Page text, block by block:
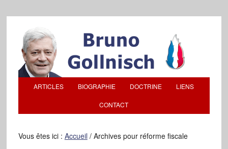
ARTICLES BIOGRAPHIE DOCTRINE LIENS
CONTACT
Vous êtes ici : Accueil /Archives pour réforme fiscale